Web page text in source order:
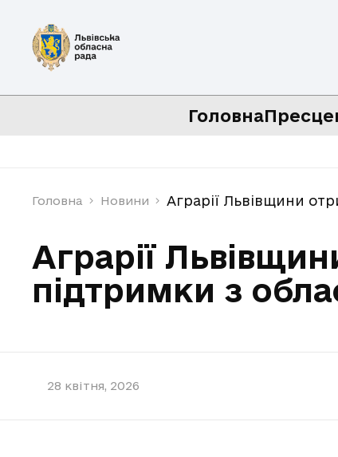
Головна
Головна Новини Аграрії Львівщини
Аграрії
підтримки з
28 квітня, 2026